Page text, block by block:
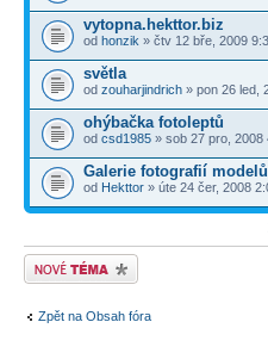
vytopna.hekttor.biz
od honzik » čtv 12 bře, 2009
světla
od zouharjindrich » pon 26 led,
ohýbačka fotoleptů
od csd1985 » sob 27 pro, 2008
Galerie fotografií
od Hekttor » úte 24 čer, 2008
Odeslat nové téma
Zpět na Obsah fóra